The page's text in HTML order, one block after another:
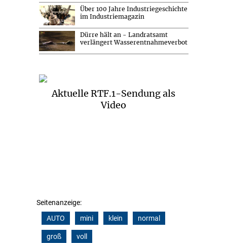
Über 100 Jahre Industriegeschichte
im Industriemagazin
Dürre hält an - Landratsamt
verlängert Wasserentnahmeverbot
Aktuelle RTF.1-Sendung als
Video
Seitenanzeige:
AUTO
mini klein normal
groß voll